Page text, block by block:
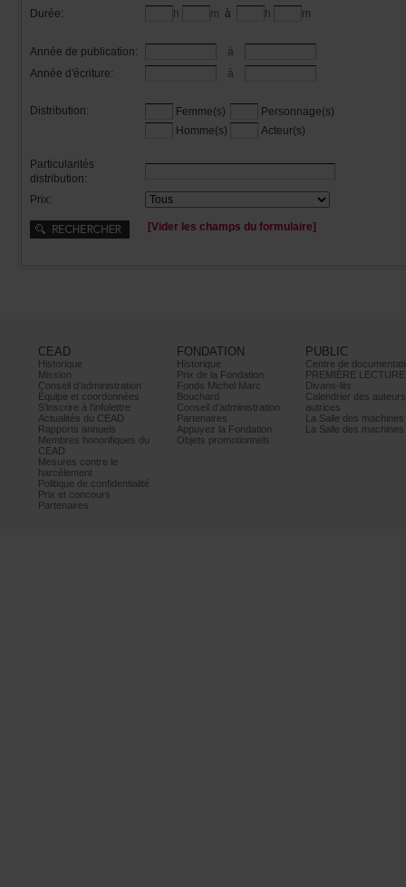
Durée: h m à h m
Annéedepublication:
à
Annéed'écriture:
à
Distribution: Femme(s)
Personnage(s)
Homme(s)
Acteur(s)
Particularités
distribution:
Prix:
[Viderleschampsduformulaire]
CEAD
Historique
Mission
Conseild’administration
Équipeetcoordonnées
S’inscrireàl’infolettre
ActualitésduCEAD
Rapportsannuels
Membreshonorifiquesdu
CEAD
Mesurescontrele
harcèlement
Politiquedeconfidentialité
Prixetconcours
Partenaires
FONDATION
Historique
PrixdelaFondation
FondsMichelMarc
Bouchard
Conseild’administration
Partenaires
AppuyezlaFondation
Objetspromotionnels
PUBLIC
PREMIÈRELECTURE
Divans-lits
autrices